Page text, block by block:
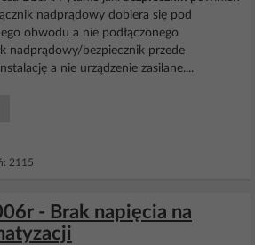
nadprądowy dobiera się pod
obwodu a nie podłączonego
nadprądowy/bezpiecznik przede
a nie urządzenie zasilane....
2115
- Brak napięcia na